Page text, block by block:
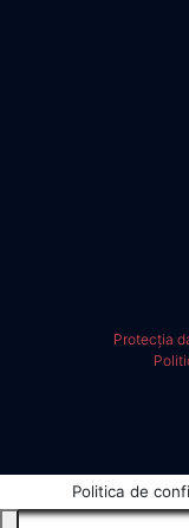
Protecția
Politica de